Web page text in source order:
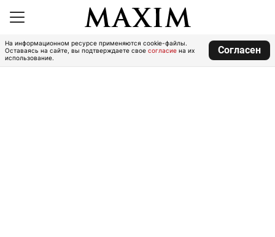
На информационном ресурсе применяются cookie-файлы.
Оставаясь на сайте, вы подтверждаете свое согласие на их
использование.
Согласен